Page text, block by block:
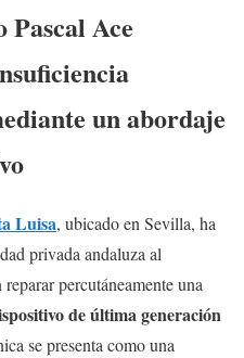
Pascal Ace
un abordaje
Luisa, ubicado en Sevilla, ha
privada andaluza al
percutáneamente una
de última generación
se presenta como una